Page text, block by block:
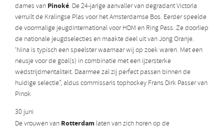
dames van Pinoké. De 24-jarige aanvaller van degradant Victoria
verruilt de Kralingse Plas voor het Amsterdamse Bos. Eerder speelde
de voormalige jeugdinternational voor HDM en Ring Pass. Ze doorliep
de nationale jeugdselecties en maakte deel uit van Jong Oranje.
‘Nina is typisch een speelster waarnaar wij op zoek waren. Met een
neusje voor de goal(s) in combinatie met een ijzersterke
wedstrijdmentaliteit. Daarmee zal zij perfect passen binnen de
huidige selectie”, aldus commissaris tophockey Frans Dirk Passer van
Pinok
30 juni
De vrouwen van Rotterdam laten van zich horen op de